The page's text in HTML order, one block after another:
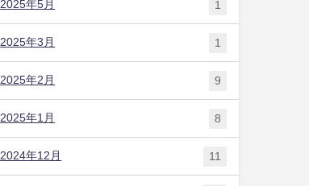
2025年5月 1
2025年3月 1
2025年2月 9
2025年1月 8
2024年12月 11